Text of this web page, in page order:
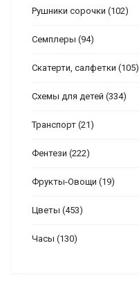
Рушники сорочки (102)
Семплеры (94)
Скатерти, салфетки (105)
Схемы для детей (334)
Транспорт (21)
Фентези (222)
Фрукты-Овощи (19)
Цветы (453)
Часы (130)